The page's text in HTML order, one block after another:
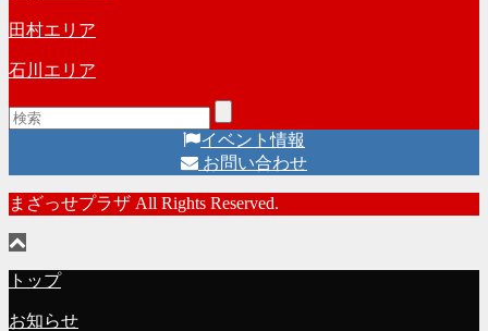
田村エリア
石川エリア
イベント情報
お問い合わせ
まざっせプラザ All Rights Reserved.
トップ
お知らせ